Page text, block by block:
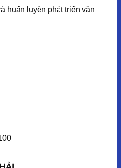
huấn luyện phát triển văn